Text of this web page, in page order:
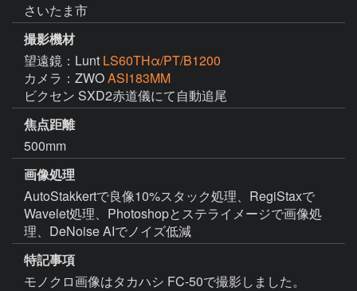
さいたま市
撮影機材
望遠鏡：Lunt LS60THα/PT/B1200
カメラ：ZWOASI183MM
ビクセン SXD2赤道儀にて自動追尾
焦点距離
500mm
画像処理
AutoStakkertで良像10%スタック処理、RegiStaxで
Wavelet処理、Photoshopとステライメージで画像処
理、DeNoise AIでノイズ低減
特記事項
モノクロ画像はタカハシ FC-50で撮影しました。